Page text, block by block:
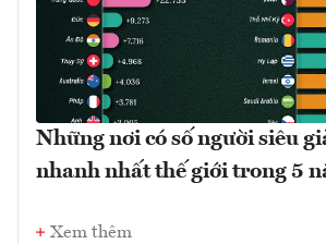
Những nơi có số người siêu
nhanh nhất thế giới trong 5
Xem thêm